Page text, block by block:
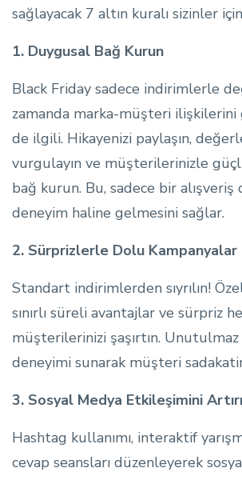
sağlayacak 7 altın kuralı sizinler için
1. Duygusal Bağ Kurun
Black Friday sadece indirimlerle
zamanda marka-müşteri
de ilgili. Hikayenizi paylaşın,
vurgulayın ve müşterilerinizle
bağ kurun. Bu, sadece bir alışveriş
deneyim haline gelmesini sağlar.
2. Sürprizlerle Dolu Kampanyalar
Standart indirimlerden sıyrılın!
sınırlı süreli avantajlar ve sürpriz
müşterilerinizi şaşırtın. Unutulmaz
deneyimi sunarak müşteri
3. Sosyal Medya Etkileşimini
Hashtag kullanımı, interaktif
cevap seansları düzenleyerek